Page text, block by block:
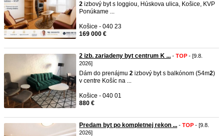
2 izbový byt s loggiou, Húskova ulica, Košice, KVP
Ponúkame ...
Košice - 040 23
169 000 €
2 izb. zariadeny byt centrum K ... - TOP - [9.8.
2026]
Dám do prenájmu 2 izbový byt s balkónom (54m2)
v centre Košíc na ...
Košice - 040 01
880 €
Predam byt po kompletnej rekon ... - TOP - [9.8.
2026]